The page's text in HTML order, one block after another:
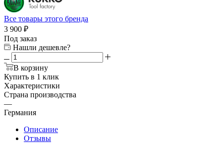
Все товары этого бренда
3 900 ₽
Под заказ
Нашли дешевле?
В корзину
Купить в 1 клик
Характеристики
Страна производства
—
Германия
Описание
Отзывы